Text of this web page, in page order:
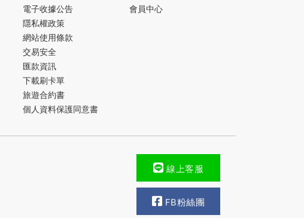
電子收據公告
隱私權政策
網站使用條款
交易安全
匯款資訊
下載刷卡單
旅遊合約書
個人資料保護同意書
會員中心
線上客服
FB粉絲團